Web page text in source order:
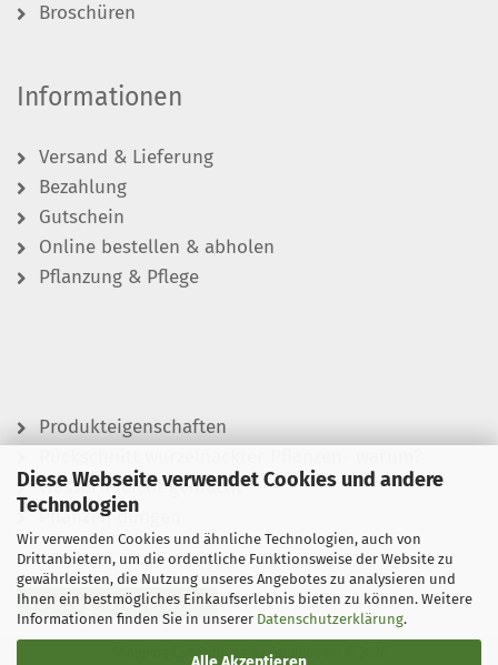
Diese Webseite verwendet Cookies und andere
Technologien
Wir verwenden Cookies und ähnliche Technologien, auch von
Drittanbietern, um die ordentliche Funktionsweise der Website zu
gewährleisten, die Nutzung unseres Angebotes zu analysieren und
Ihnen ein bestmögliches Einkaufserlebnis bieten zu können. Weitere
Informationen finden Sie in unserer Datenschutzerklärung.
Broschüren
Informationen
Versand & Lieferung
Bezahlung
Gutschein
Online bestellen & abholen
Pflanzung & Pflege
Produkteigenschaften
Wässern leicht gemacht
Pflanzen düngen
Vertrag widerrufen
Shopping Cart Software by Gambio.com © 2026